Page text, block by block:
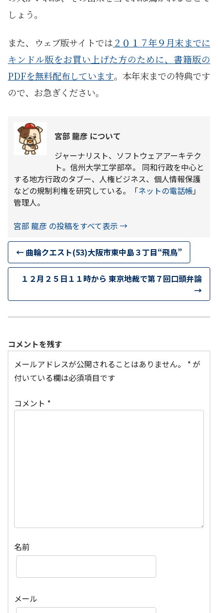
しょう。
また、ウェブ版サイトでは ２０１７年９月末までに
キンドル版をお買い上げた方のために、書籍版の
PDFを無料配布しています。本年末までの特典です
ので、お急ぎください。
宮部 龍彦 について
ジャーナリスト、ソフトウェアアーキテク
ト。信州大学工学部卒。 同和行政を中心と
する地方行政のタブー、人権ビジネス、個人情報保護
などの規制利権を研究している。「ネットの電話帳」
管理人。
宮部 龍彦 の投稿をすべて表示 →
← 曲輪クエスト(53)大阪市東中島３丁目“飛鳥”
１２月２５日１１時から 東京地裁で第７回口頭弁論
→
コメントを残す
メールアドレスが公開されることはありません。
*が
付いている欄は必須項目です
コメント *
名前
メール